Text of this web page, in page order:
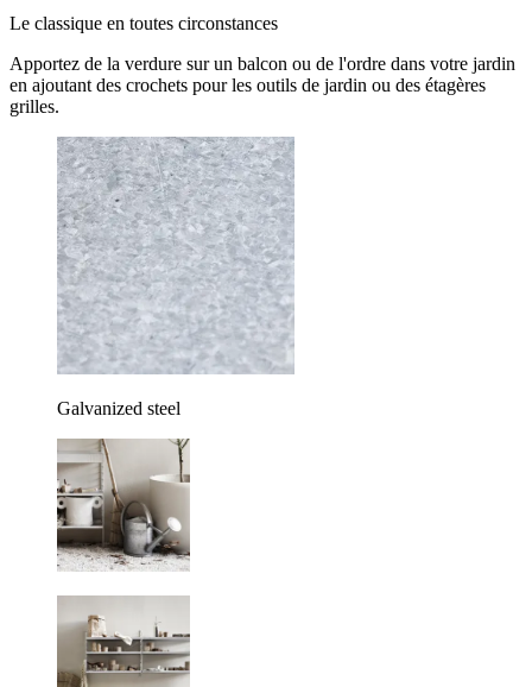
Le classique en toutes circonstances
Apportez de la verdure sur un balcon ou de l'ordre dans votre jardin
en ajoutant des crochets pour les outils de jardin ou des étagères
grilles.
Galvanized steel